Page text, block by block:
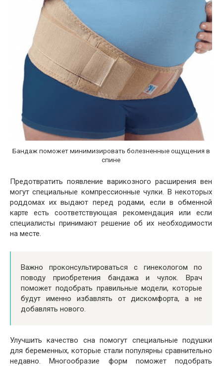
Бандаж поможет минимизировать болезненные ощущения в
спине
Предотвратить появление варикозного расширения вен
могут специальные компрессионные чулки. В некоторых
роддомах их выдают перед родами, если в обменной
карте есть соответствующая рекомендация или если
специалисты принимают решение об их необходимости
на месте.
Важно проконсультироваться с гинекологом по
поводу приобретения бандажа и чулок. Врач
поможет подобрать правильные модели, которые
будут именно избавлять от дискомфорта, а не
добавлять нового.
Улучшить качество сна помогут специальные подушки
для беременных, которые стали популярны сравнительно
недавно. Многообразие форм поможет подобрать